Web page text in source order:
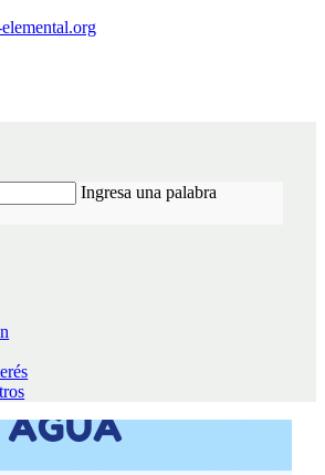
Ingresa una palabra